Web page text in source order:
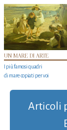
UN MARE DI ARTE
I più famosi quadri
di mare copiati per voi
Articoli